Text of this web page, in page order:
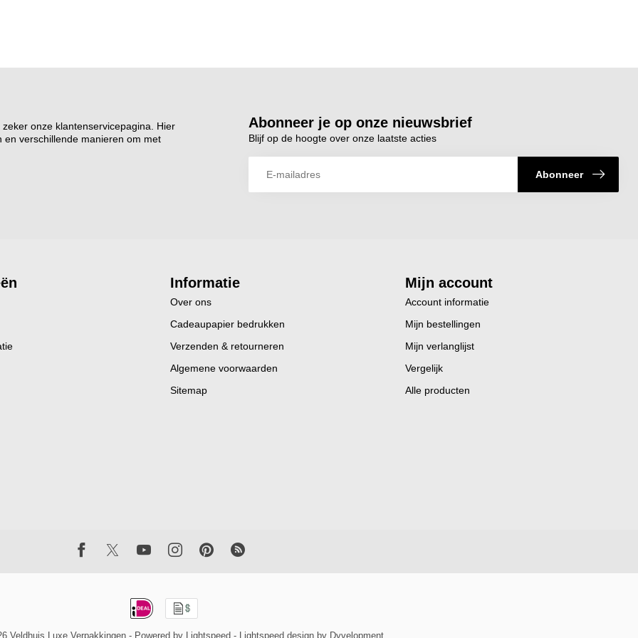
onze klantenservicepagina. Hier
verschillende manieren om met
Abonneer je op onze nieuwsbrief
Blijf op de hoogte over onze laatste acties
Abonneer
Informatie
Over ons
Cadeaupapier bedrukken
Verzenden & retourneren
Algemene voorwaarden
Sitemap
Mijn account
Account informatie
Mijn bestellingen
Mijn verlanglijst
Vergelijk
Alle producten
Veldhuis Luxe Verpakkingen - Powered by Lightspeed - Lightspeed design by Dyvelopment